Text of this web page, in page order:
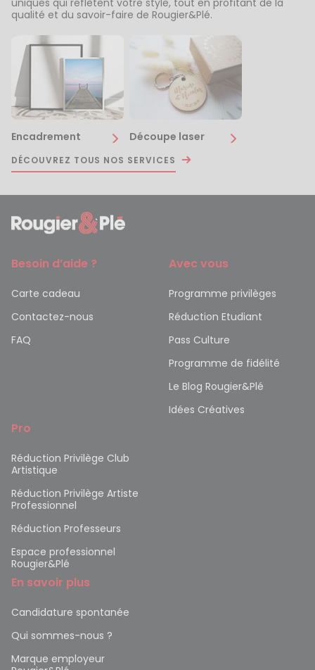
qualité et du savoir-faire de Rougier&Plé.
Encadrement Découpe laser
DÉCOUVREZ TOUS NOS SERVICES
Besoin d’aide ?
Carte cadeau
Contactez-nous
FAQ
Avec vous
Programme privilèges
Réduction Etudiant
Pass Culture
Programme de fidélité
Le Blog Rougier&Plé
Idées Créatives
Pro
Réduction Privilège Club
Artistique
Réduction Privilège Artiste
Professionnel
Réduction Professeurs
Espace professionnel
Rougier&Plé
En savoir plus
Candidature spontanée
Qui sommes-nous ?
Marque employeur